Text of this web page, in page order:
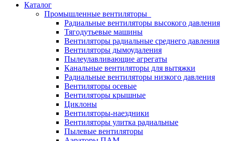
Каталог
Промышленные вентиляторы
Радиальные вентиляторы высокого давления
Тягодутьевые машины
Вентиляторы радиальные среднего давления
Вентиляторы дымоудаления
Пылеулавливающие агрегаты
Канальные вентиляторы для вытяжки
Радиальные вентиляторы низкого давления
Вентиляторы осевые
Вентиляторы крышные
Циклоны
Вентиляторы-наездники
Вентиляторы улитка радиальные
Пылевые вентиляторы